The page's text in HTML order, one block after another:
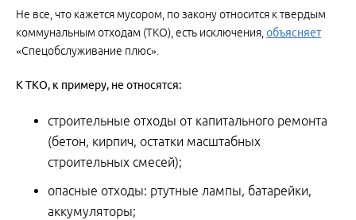
Не все, что кажется мусором, по закону относится к твердым
коммунальным отходам (ТКО), есть исключения,объясняет
«Спецобслуживание плюс».
К ТКО, к примеру, не относятся:
строительные отходы от капитального ремонта
(бетон, кирпич, остатки масштабных
строительных смесей);
опасные отходы: ртутные лампы, батарейки,
аккумуляторы;